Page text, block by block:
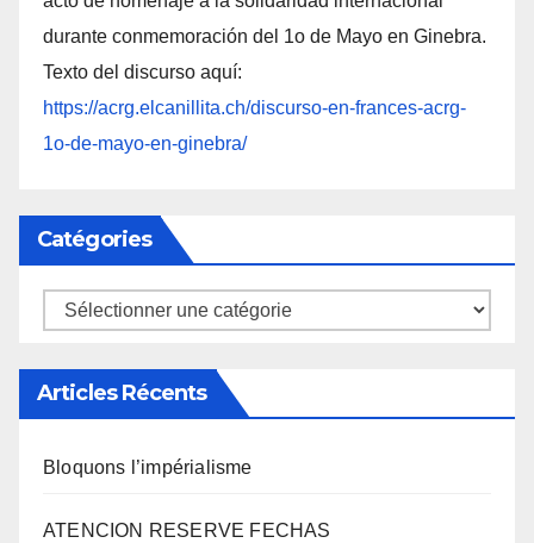
durante conmemoración del 1o de Mayo en Ginebra.
Texto del discurso aquí:
https://acrg.elcanillita.ch/discurso-en-frances-acrg-
1o-de-mayo-en-ginebra/
Catégories
Catégories
Articles Récents
Bloquons l’impérialisme
ATENCION RESERVE FECHAS